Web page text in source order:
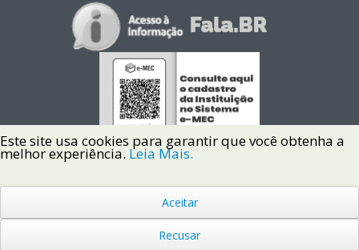
Copyright © 2022 Instituto Federal de Santa Catarina IFSC
Todos os Direitos Reservados.
Este site usa cookies para garantir que você obtenha a
melhor experiência. Leia Mais.
Aceitar
Recusar